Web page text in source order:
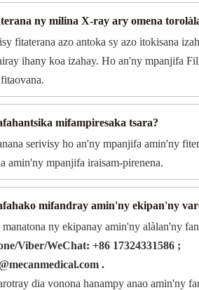
ny milina X-ray ary omena
fitaterana azo antoka sy azo itokisana
ihany koa izahay. Ho an'ny mpanjifa
mifampiresaka tsara?
serivisy ho an'ny mpanjifa amin'ny
amin'ny mpanjifa iraisam-pirenena.
mifandray amin'ny ekipan'ny
ny ekipanay amin'ny alàlan'ny
Viber/WeChat: +86 17324331586 ;
.
dia vonona hanampy anao amin'ny